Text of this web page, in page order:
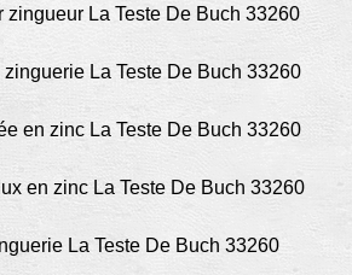
zingueur La Teste De Buch 33260
La Teste De Buch 33260
en zinc La Teste De Buch 33260
en zinc La Teste De Buch 33260
La Teste De Buch 33260